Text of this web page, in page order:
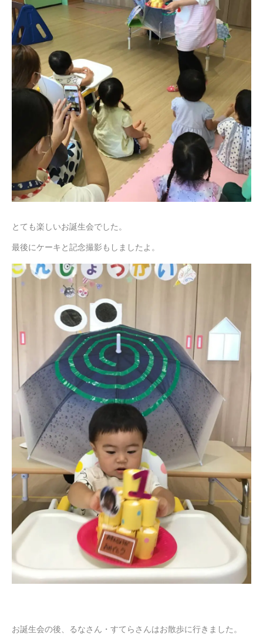
とても楽しいお誕生会でした。
最後にケーキと記念撮影もしましたよ。
お誕生会の後、るなさん・すてらさんはお散歩に行きました。